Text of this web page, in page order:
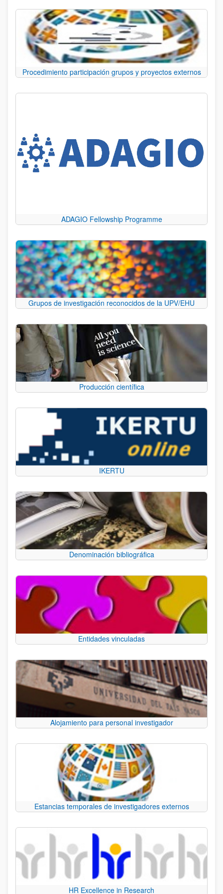
Procedimiento participación grupos y proyectos externos
ADAGIO Fellowship Programme
Grupos de investigación reconocidos de la UPV/EHU
Producción científica
IKERTU
Denominación bibliográfica
Entidades vinculadas
Alojamiento para personal investigador
Estancias temporales de investigadores externos
HR Excellence in Research